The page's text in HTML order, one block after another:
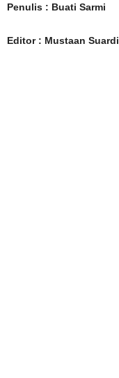
Penulis : Buati Sarmi
Editor : Mustaan Suardi